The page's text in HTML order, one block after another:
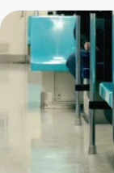
全。醫師指出，孕
為，應立即以快步